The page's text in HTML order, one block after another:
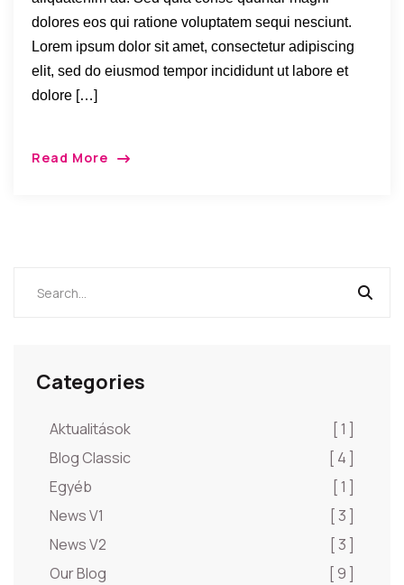
dolores eos qui ratione voluptatem sequi nesciunt.
Lorem ipsum dolor sit amet, consectetur adipiscing
elit, sed do eiusmod tempor incididunt ut labore et
dolore […]
Read More
Categories
Aktualitások
[ 1 ]
Blog Classic
[ 4 ]
Egyéb
[ 1 ]
News V1
[ 3 ]
News V2
[ 3 ]
Our Blog
[ 9 ]